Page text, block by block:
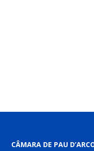
CÂMARA DE PAU